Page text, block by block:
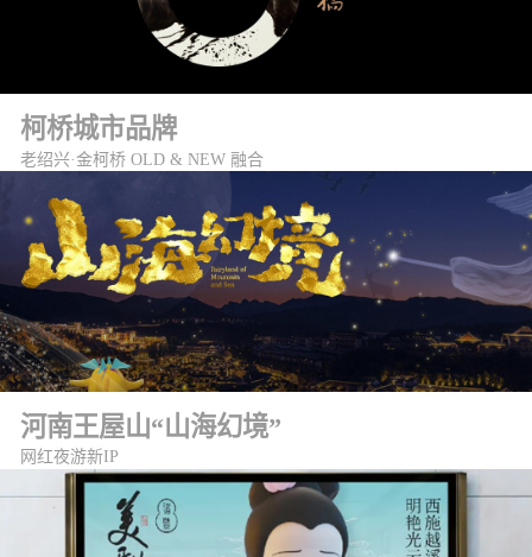
柯桥城市品牌
老绍兴·金柯桥 OLD & NEW 融合
河南王屋山“山海幻境”
网红夜游新IP